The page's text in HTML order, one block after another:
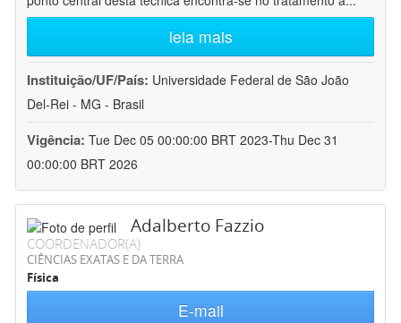
leia mais
Instituição/UF/País: Universidade Federal de São João
Del-Rei - MG - Brasil
Vigência: Tue Dec 05 00:00:00 BRT 2023-Thu Dec 31
00:00:00 BRT 2026
Adalberto Fazzio
COORDENADOR(A)
CIÊNCIAS EXATAS E DA TERRA
Física
E-mail